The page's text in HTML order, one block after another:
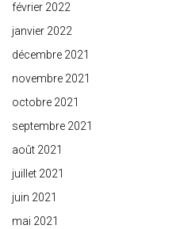
février 2022
janvier 2022
décembre 2021
novembre 2021
octobre 2021
septembre 2021
août 2021
juillet 2021
juin 2021
mai 2021